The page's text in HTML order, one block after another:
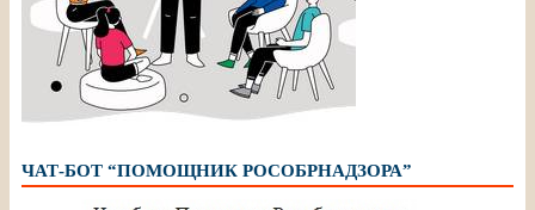
ЧАТ-БОТ “ПОМОЩНИК РОСОБРНАДЗОРА”